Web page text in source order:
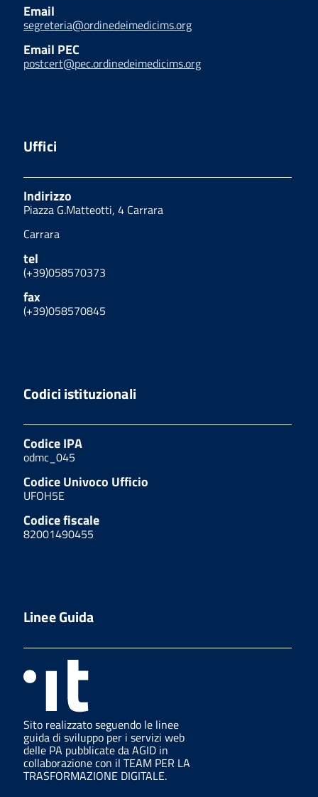
Email
segreteria@ordinedeimedicims.org
Email PEC
postcert@pec.ordinedeimedicims.org
Uffici
Indirizzo
Piazza G.Matteotti, 4 Carrara
Carrara
tel
(+39)058570373
fax
(+39)058570845
Codici istituzionali
Codice IPA
odmc_045
Codice Univoco Ufficio
UFOH5E
Codice fiscale
82001490455
Linee Guida
Sito realizzato seguendo le linee
guida di sviluppo per i servizi web
delle PA pubblicate da AGID in
collaborazione con il TEAM PER LA
TRASFORMAZIONE DIGITALE.